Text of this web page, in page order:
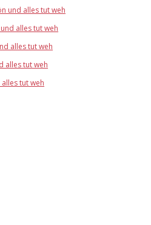
und alles tut weh
alles tut weh
alles tut weh
alles tut weh
tut weh